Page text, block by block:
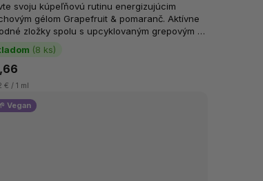
(8 ks)
€ / 1 ml
svoju kúpeľňovú rutinu energizujúcim
gélom Grapefruit & pomaranč. Aktívne
zložky spolu s upcyklovaným grepovým a
sladkým...
Vegan